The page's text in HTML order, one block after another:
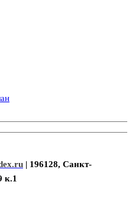
| 196128, Санкт-
к.1